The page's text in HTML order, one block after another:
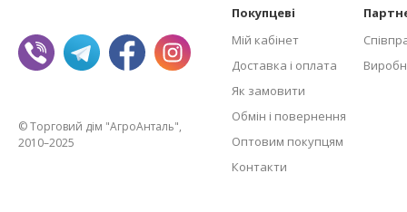
© Торговий дім "АгроАнталь",
2010–2025
Покупцеві
Мій кабінет
Доставка і оплата
Як замовити
Обмін і повернення
Оптовим покупцям
Контакти